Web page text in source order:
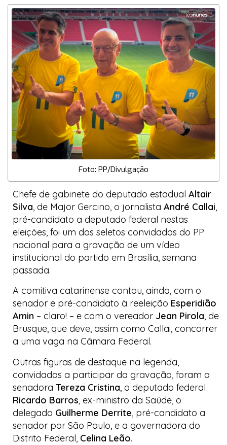
Foto: PP/Divulgação
Chefe de gabinete do deputado estadual Altair
Silva, de Major Gercino, o jornalista André Callai,
pré-candidato a deputado federal nestas
eleições, foi um dos seletos convidados do PP
nacional para a gravação de um vídeo
institucional do partido em Brasília, semana
passada.
A comitiva catarinense contou, ainda, com o
senador e pré-candidato à reeleição Esperidião
Amin – claro! – e com o vereador Jean Pirola, de
Brusque, que deve, assim como Callai, concorrer
a uma vaga na Câmara Federal.
Outras figuras de destaque na legenda,
convidadas a participar da gravação, foram a
senadora Tereza Cristina, o deputado federal
Ricardo Barros, ex-ministro da Saúde, o
delegado Guilherme Derrite, pré-candidato a
senador por São Paulo, e a governadora do
Distrito Federal, Celina Leão.